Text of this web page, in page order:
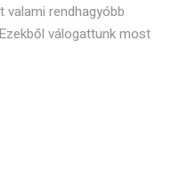
valami rendhagyóbb
válogattunk most